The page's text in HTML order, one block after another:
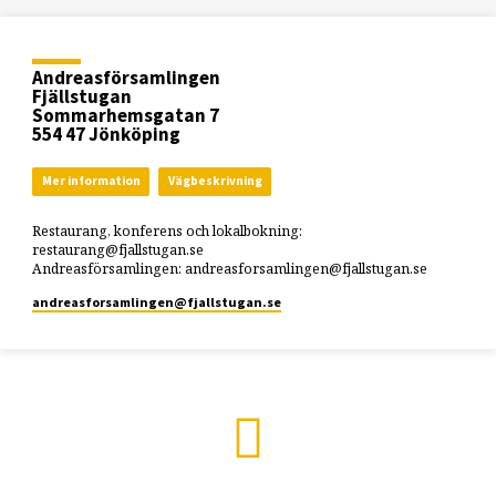
Andreasförsamlingen
Fjällstugan
Sommarhemsgatan 7
554 47 Jönköping
Mer information Vägbeskrivning
Restaurang, konferens och lokalbokning:
restaurang@fjallstugan.se
Andreasförsamlingen: andreasforsamlingen@fjallstugan.se
andreasforsamlingen​@fjallstugan.se